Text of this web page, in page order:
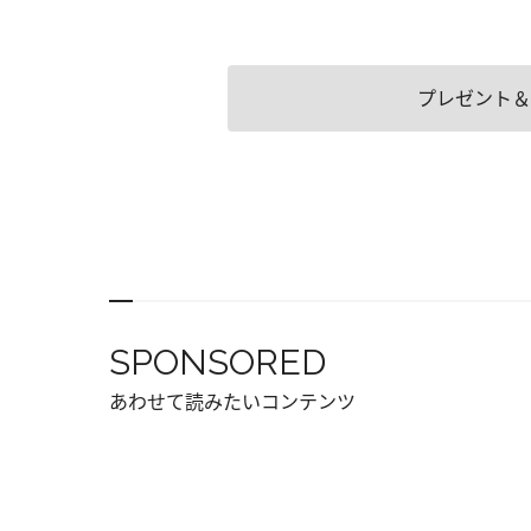
プレゼント
SPONSORED
あわせて読みたいコンテンツ